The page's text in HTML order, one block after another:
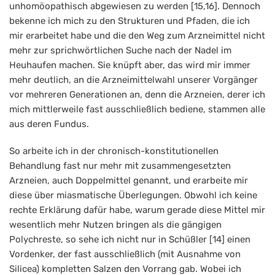
unhomöopathisch abgewiesen zu werden [15,16]. Dennoch
bekenne ich mich zu den Strukturen und Pfaden, die ich
mir erarbeitet habe und die den Weg zum Arzneimittel nicht
mehr zur sprichwörtlichen Suche nach der Nadel im
Heuhaufen machen. Sie knüpft aber, das wird mir immer
mehr deutlich, an die Arzneimittelwahl unserer Vorgänger
vor mehreren Generationen an, denn die Arzneien, derer ich
mich mittlerweile fast ausschließlich bediene, stammen alle
aus deren Fundus.
So arbeite ich in der chronisch-konstitutionellen
Behandlung fast nur mehr mit zusammengesetzten
Arzneien, auch Doppelmittel genannt, und erarbeite mir
diese über miasmatische Überlegungen. Obwohl ich keine
rechte Erklärung dafür habe, warum gerade diese Mittel mir
wesentlich mehr Nutzen bringen als die gängigen
Polychreste, so sehe ich nicht nur in Schüßler [14] einen
Vordenker, der fast ausschließlich (mit Ausnahme von
Silicea) kompletten Salzen den Vorrang gab. Wobei ich